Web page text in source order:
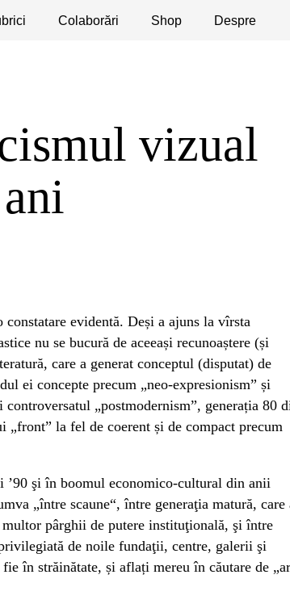
Colaborări Shop Despre
Publicaţii Dezbateri Apeluri
vizual
evidentă. Deși a ajuns la vîrsta
nu se bucură de aceeași recunoaștere (și
care a generat conceptul (disputat) de
ei concepte precum „neo-expresionism” și
„postmodernism”, generația 80
„front” la fel de coerent și de compact precum
’90 şi în boomul economico-cultural din anii
„între scaune“, între generaţia matură, care
pârghii de putere instituţională, şi între
de noile fundaţii, centre, galerii şi
în străinătate, și aflați mereu în căutare de